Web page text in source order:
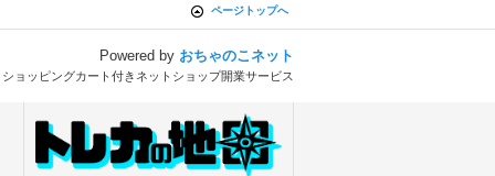
ページトップへ
Powered by おちゃのこネット
ョッピングカート付きネットショップ開業サービス